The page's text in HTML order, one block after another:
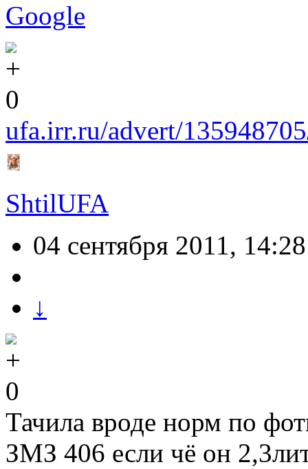
Google
0
ufa.irr.ru/advert/
ShtilUFA
04 сентября 2011, 14:28
↓
0
Тачила вроде норм по
ЗМЗ 406 если чё он